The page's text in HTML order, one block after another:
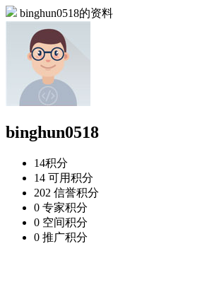
binghun0518的资料
binghun0518
14积分
14 可用积分
202 信誉积分
0 专家积分
0 空间积分
0 推广积分